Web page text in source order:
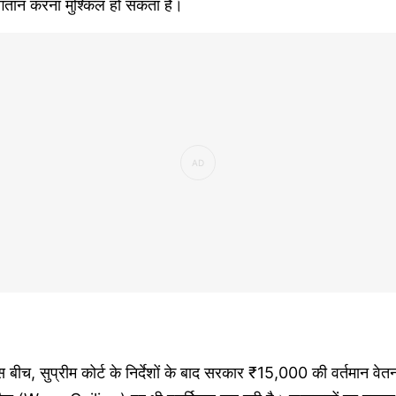
करना मुश्किल हो सकता है।
बीच, सुप्रीम कोर्ट के निर्देशों के बाद सरकार ₹15,000 की वर्तमान